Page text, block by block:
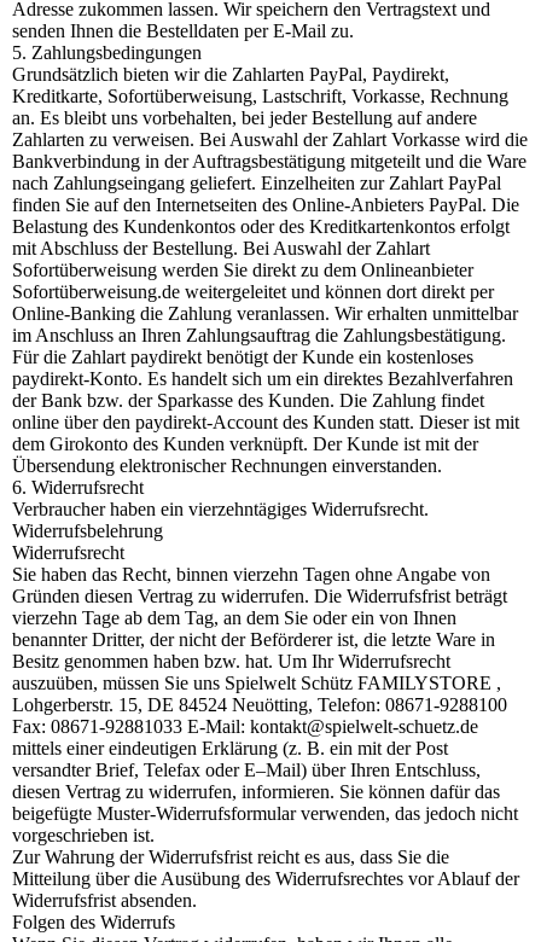
Adresse zukommen lassen. Wir speichern den Vertragstext und
senden Ihnen die Bestelldaten per E-Mail zu.
5. Zahlungsbedingungen
Grundsätzlich bieten wir die Zahlarten PayPal, Paydirekt,
Kreditkarte, Sofortüberweisung, Lastschrift, Vorkasse, Rechnung
an. Es bleibt uns vorbehalten, bei jeder Bestellung auf andere
Zahlarten zu verweisen. Bei Auswahl der Zahlart Vorkasse wird die
Bankverbindung in der Auftragsbestätigung mitgeteilt und die Ware
nach Zahlungseingang geliefert. Einzelheiten zur Zahlart PayPal
finden Sie auf den Internetseiten des Online-Anbieters PayPal. Die
Belastung des Kundenkontos oder des Kreditkartenkontos erfolgt
mit Abschluss der Bestellung. Bei Auswahl der Zahlart
Sofortüberweisung werden Sie direkt zu dem Onlineanbieter
Sofortüberweisung.de weitergeleitet und können dort direkt per
Online-Banking die Zahlung veranlassen. Wir erhalten unmittelbar
im Anschluss an Ihren Zahlungsauftrag die Zahlungsbestätigung.
Für die Zahlart paydirekt benötigt der Kunde ein kostenloses
paydirekt-Konto. Es handelt sich um ein direktes Bezahlverfahren
der Bank bzw. der Sparkasse des Kunden. Die Zahlung findet
online über den paydirekt-Account des Kunden statt. Dieser ist mit
dem Girokonto des Kunden verknüpft. Der Kunde ist mit der
Übersendung elektronischer Rechnungen einverstanden.
6. Widerrufsrecht
Verbraucher haben ein vierzehntägiges Widerrufsrecht.
Widerrufsbelehrung
Widerrufsrecht
Sie haben das Recht, binnen vierzehn Tagen ohne Angabe von
Gründen diesen Vertrag zu widerrufen. Die Widerrufsfrist beträgt
vierzehn Tage ab dem Tag, an dem Sie oder ein von Ihnen
benannter Dritter, der nicht der Beförderer ist, die letzte Ware in
Besitz genommen haben bzw. hat. Um Ihr Widerrufsrecht
auszuüben, müssen Sie uns Spielwelt Schütz FAMILYSTORE ,
Lohgerberstr. 15, DE 84524 Neuötting, Telefon: 08671-9288100
Fax: 08671-92881033 E-Mail: kontakt@spielwelt-schuetz.de
mittels einer eindeutigen Erklärung (z. B. ein mit der Post
versandter Brief, Telefax oder E–Mail) über Ihren Entschluss,
diesen Vertrag zu widerrufen, informieren. Sie können dafür das
beigefügte Muster-Widerrufsformular verwenden, das jedoch nicht
vorgeschrieben ist.
Zur Wahrung der Widerrufsfrist reicht es aus, dass Sie die
Mitteilung über die Ausübung des Widerrufsrechtes vor Ablauf der
Widerrufsfrist absenden.
Folgen des Widerrufs